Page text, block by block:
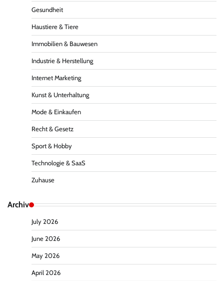
Gesundheit
Haustiere & Tiere
Immobilien & Bauwesen
Industrie & Herstellung
Internet Marketing
Kunst & Unterhaltung
Mode & Einkaufen
Recht & Gesetz
Sport & Hobby
Technologie & SaaS
Zuhause
Archiv
July 2026
June 2026
May 2026
April 2026